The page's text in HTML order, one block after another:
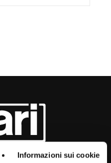
Informazioni sui cookie